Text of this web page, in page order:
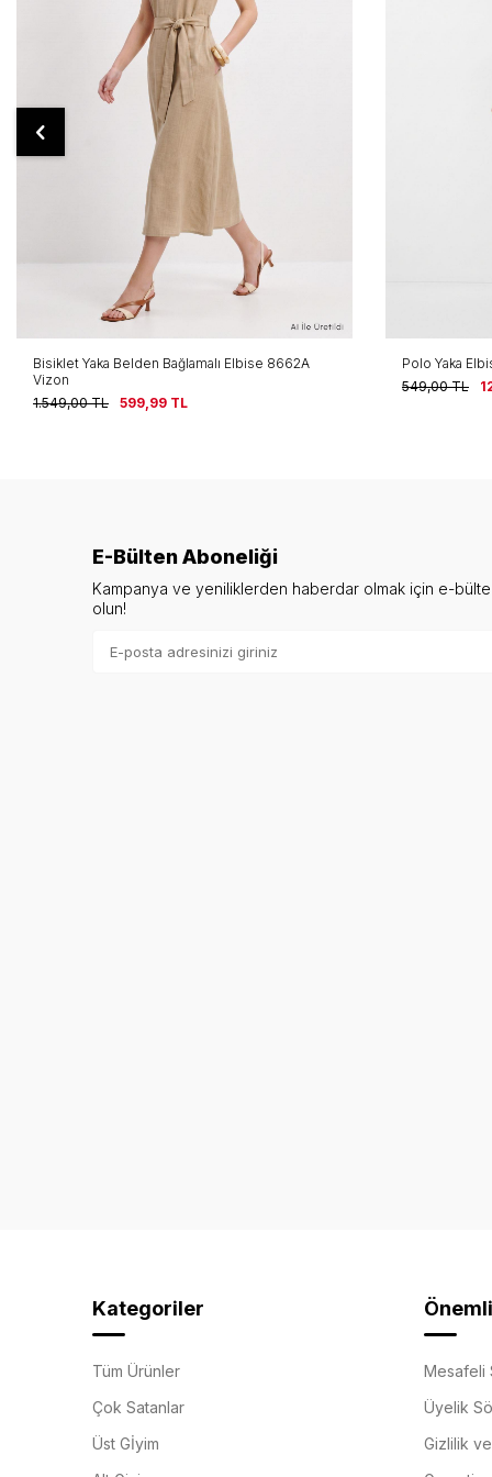
Bisiklet Yaka Belden Bağlamalı Elbise 8662A
Vizon
1.549,00TL 599,99 TL
Polo Yaka
549,00TL
E-Bülten Aboneliği
Kampanya ve yeniliklerden haberdar olmak için e-
olun!
Kategoriler
Tüm Ürünler
Çok Satanlar
Üst Gİyim
Mesafeli
Üyelik
Gizlilik